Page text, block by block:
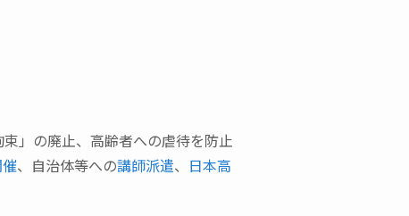
」の廃止、高齢者への虐待を防止
、自治体等への講師派遣、 日本高